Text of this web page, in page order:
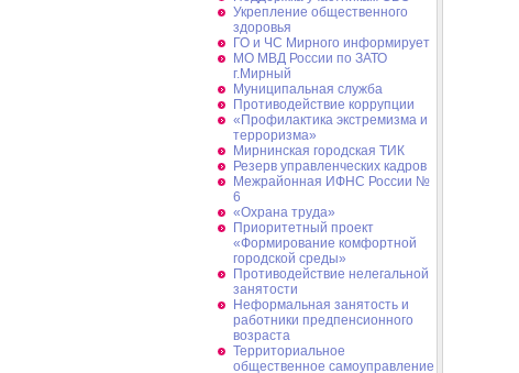
Укрепление общественного
здоровья
ГО и ЧС Мирного информирует
МО МВД России по ЗАТО
г.Мирный
Муниципальная cлужба
Противодействие коррупции
«Профилактика экстремизма и
терроризма»
Мирнинская городская ТИК
Резерв управленческих кадров
Межрайонная ИФНС России №
6
«Охрана труда»
Приоритетный проект
«Формирование комфортной
городской среды»
Противодействие нелегальной
занятости
Неформальная занятость и
работники предпенсионного
возраста
Территориальное
общественное самоуправление